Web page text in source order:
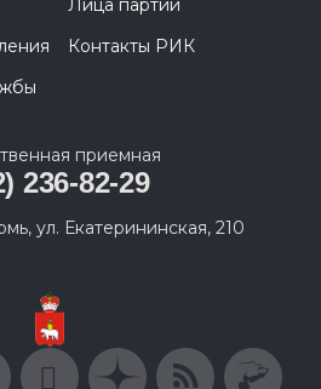
Лица партии
Контакты РИК
приемная
236-82-29
ул. Екатерининская, 210